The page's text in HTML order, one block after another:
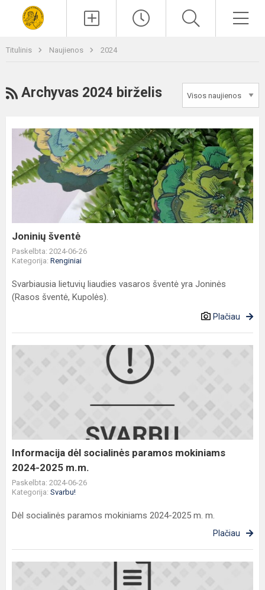
Titulinis Naujienos 2024
RSS
Archyvas 2024 birželis
Joninių
šventė
Joninių šventė
Paskelbta: 2024-06-26
Kategorija: Renginiai
Svarbiausia lietuvių liaudies vasaros šventė yra Joninės
(Rasos šventė, Kupolės).
Plačiau
Informacija
m.m.
Informacija dėl socialinės paramos mokiniams
2024-2025 m.m.
Paskelbta: 2024-06-26
Kategorija: Svarbu!
Dėl socialinės paramos mokiniams 2024-2025 m. m.
Plačiau
Skelbiame